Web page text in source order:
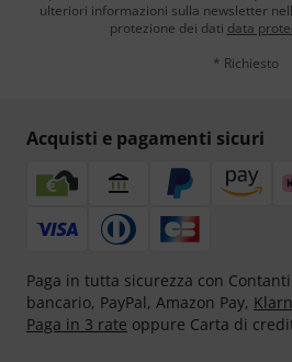
ulteriori informazioni sulla newsletter
protezione dei dati data
* Richiesto
Acquisti e pagamenti sicuri
Paga in tutta sicurezza con
bancario, PayPal, Amazon Pay,
Paga in 3 rate oppure Carta di